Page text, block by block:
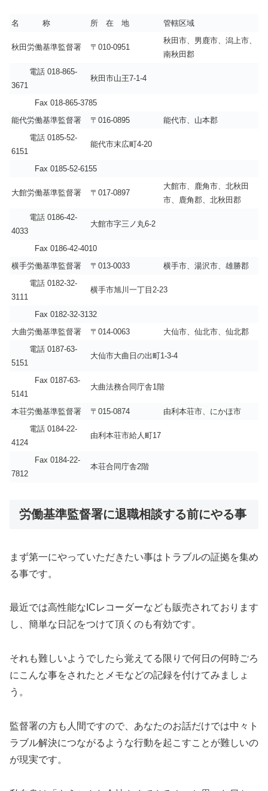
名 称 所 在 地 管轄区域
秋田労働基準監督署 〒010-0951
秋田市、男鹿市、潟上市、
南秋田郡
電話 018-865-
3671
秋田市山王7-1-4
Fax 018-865-3785
能代労働基準監督署
〒016-0895
能代市、山本郡
電話 0185-52-
6151
能代市末広町4-20
Fax 0185-52-6155
大館労働基準監督署 〒017-0897
大館市、鹿角市、北秋田
市、鹿角郡、北秋田郡
電話 0186-42-
4033
大館市字三ノ丸6-2
Fax 0186-42-4010
横手労働基準監督署
〒013-0033
横手市、湯沢市、雄勝郡
電話 0182-32-
3111
横手市旭川一丁目2-23
Fax 0182-32-3132
大曲労働基準監督署
〒014-0063
大仙市、仙北市、仙北郡
電話 0187-63-
5151
大仙市大曲日の出町1-3-4
Fax 0187-63-
5141
大曲法務合同庁舎1階
本荘労働基準監督署 〒015-0874
由利本荘市、にかほ市
電話 0184-22-
4124
由利本荘市給人町17
Fax 0184-22-
7812
本荘合同庁舎2階
労働基準監督署に退職相談する前にやる事
まず第一にやっていただきたい事はトラブルの証拠を集め
る事です。
最近では高性能なICレコーダーなども販売されております
し、簡単な日記をつけて頂くのも有効です。
それも難しいようでしたら覚えてる限りで何日の何時ごろ
にこんな事をされたとメモなどの記録を付けてみましょ
う。
監督署の方も人間ですので、あなたのお話だけでは中々ト
ラブル解決につながるような行動を起こすことが難しいの
が現実です。